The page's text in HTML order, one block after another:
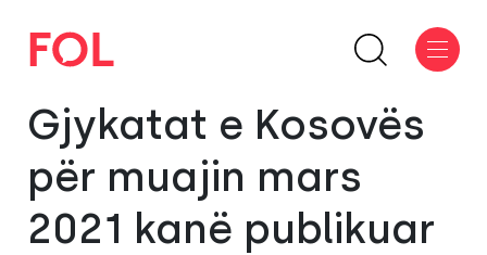
Gjykatat e Kosovës
për muajin mars
2021 kanë publikuar